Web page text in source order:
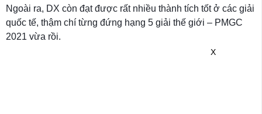
Ngoài ra, DX còn đạt được rất nhiều thành tích tốt ở các giải
quốc tế, thậm chí từng đứng hạng 5 giải thế giới – PMGC
2021 vừa rồi.
X